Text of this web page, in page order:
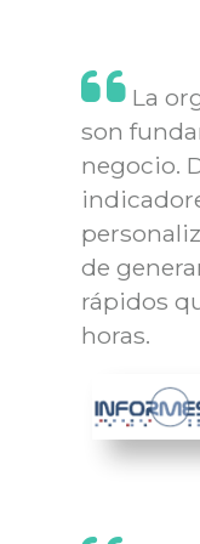
La
son
negocio.
de
rápidos
horas.